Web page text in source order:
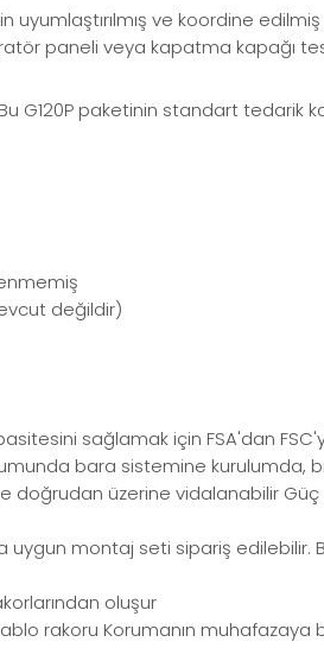
uyumlaştırılmış ve koordine
paneli veya kapatma kapağı
Bu G120P paketinin standart tedarik
değildir)
sağlamak için FSA'dan
bara sistemine kurulumda, bir
doğrudan üzerine vidalanabilir Güç
uygun montaj seti sipariş
oluşur
rakoru Korumanın